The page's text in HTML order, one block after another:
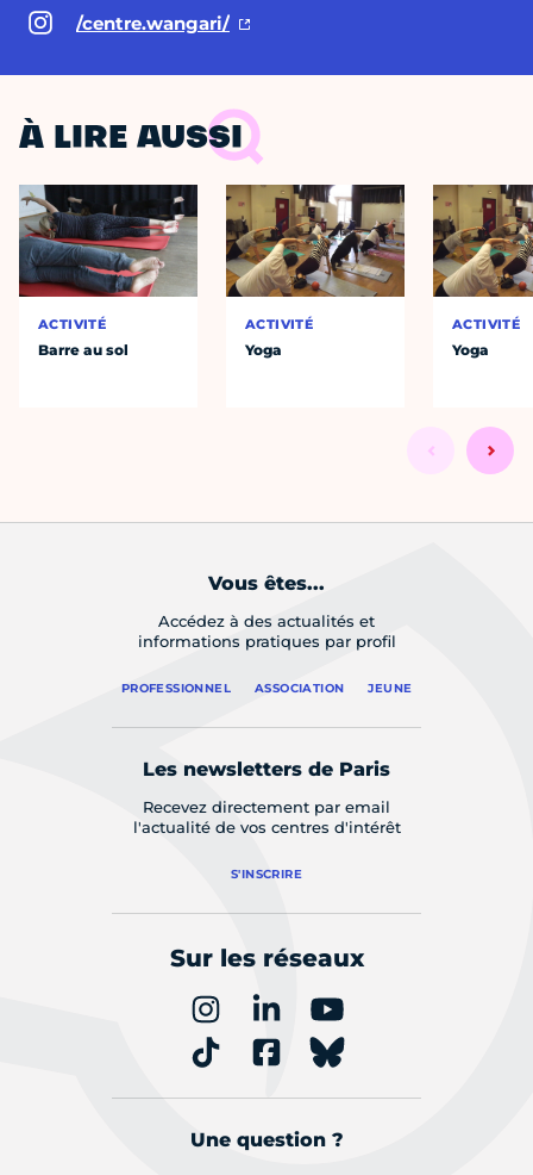
/centre.wangari/
À LIRE AUSSI
ACTIVITÉ
Barre au sol
ACTIVITÉ
Yoga
ACTIVITÉ
Yoga
Vous êtes...
Accédez à des actualités et
informations pratiques par profil
PROFESSIONNEL ASSOCIATION JEUNE
Les newsletters de Paris
Recevez directement par email
l'actualité de vos centres d'intérêt
S'INSCRIRE
Sur les réseaux
Une question ?